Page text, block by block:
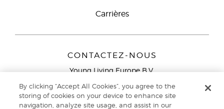
Carrières
CONTACTEZ-NOUS
Young Living Europe B.V.
9727 AJ Groningen
By clicking “Accept All Cookies”, you agree to the
storing of cookies on your device to enhance site
navigation, analyze site usage, and assist in our